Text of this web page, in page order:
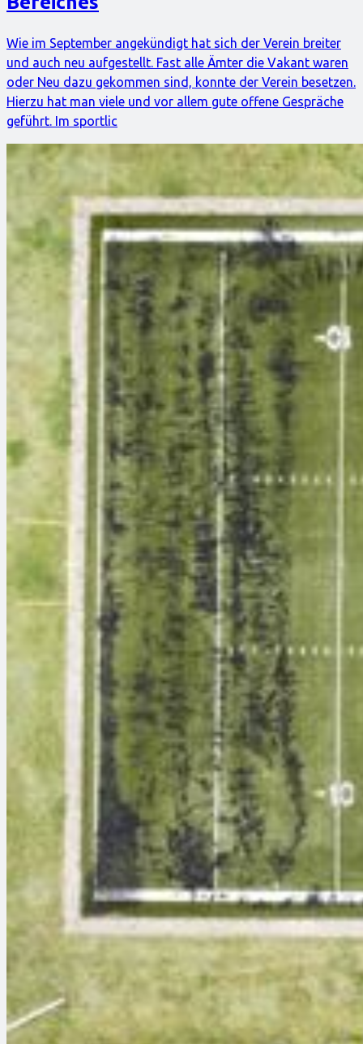
Wie im September angekündigt hat sich der Verein breiter
und auch neu aufgestellt. Fast alle Ämter die Vakant waren
oder Neu dazu gekommen sind, konnte der Verein besetzen.
Hierzu hat man viele und vor allem gute offene Gespräche
geführt. Im sportlic